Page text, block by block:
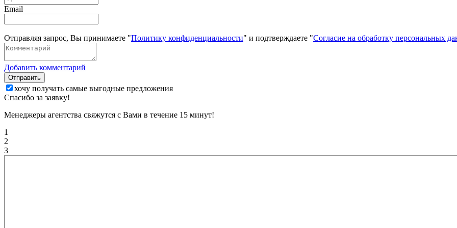
Email
Отправляя запрос, Вы принимаете "Политику конфиденциальности" и подтверждаете "Согласие на обработку персональных
Добавить комментарий
Отправить
хочу получать самые выгодные предложения
Спасибо за заявку!
Менеджеры агентства свяжутся с Вами в течение 15 минут!
1
2
3